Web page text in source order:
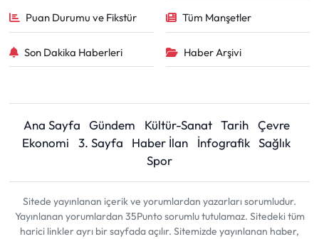
Puan Durumu ve Fikstür Tüm Manşetler
Son Dakika Haberleri Haber Arşivi
Ana Sayfa Gündem Kültür-Sanat Tarih
Çevre
Ekonomi
3. Sayfa Haber İlan İnfografik Sağlık
Spor
Sitede yayınlanan içerik ve yorumlardan yazarları sorumludur.
Yayınlanan yorumlardan 35Punto sorumlu tutulamaz. Sitedeki tüm
harici linkler ayrı bir sayfada açılır. Sitemizde yayınlanan haber,